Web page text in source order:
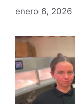
enero 6, 2026